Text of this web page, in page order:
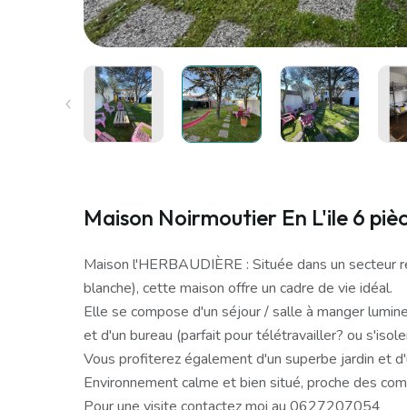
Maison Noirmoutier En L'ile 6
Maison l'HERBAUDIÈRE : Située dans un secteur
blanche), cette maison offre un cadre de vie idéal.
Elle se compose d'un séjour / salle à manger
et d'un bureau (parfait pour télétravailler? ou
Vous profiterez également d'un superbe jardin et
Environnement calme et bien situé, proche des